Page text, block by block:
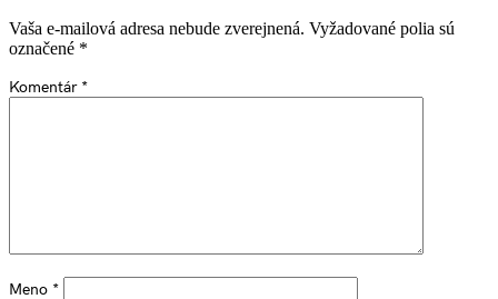
Vaša e-mailová adresa nebude zverejnená. Vyžadované polia sú
označené *
Komentár *
Meno *